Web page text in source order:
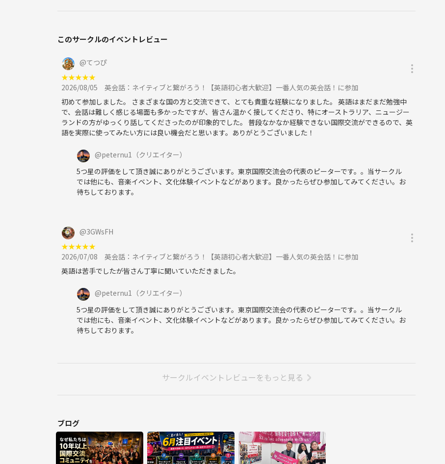
https://tunagate.com/circle/21528
このサークルのイベントレビュー
@てつぴ
★★★★★
2026/08/05
英会話：ネイティブと繋がろう！【英語初心者大歓迎】一番人気の英会話！に参加
初めて参加しました。 さまざまな国の方と交流できて、とても貴重な経験になりました。 英語はまだまだ勉強中
で、会話は難しく感じる場面も多かったですが、皆さん温かく接してくださり、特にオーストラリア、ニュージー
ランドの方がゆっくり話してくださったのが印象的でした。 普段なかなか経験できない国際交流ができるので、英
語を実際に使ってみたい方には良い機会だと思います。ありがとうございました！
@peternu1
（クリエイター）
5つ星の評価をして頂き誠にありがとうございます。東京国際交流会の代表のピーターです。。当サークル
では他にも、音楽イベント、文化体験イベントなどがあります。良かったらぜひ参加してみてください。お
待ちしております。
@3GWsFH
★★★★★
2026/07/08
英会話：ネイティブと繋がろう！【英語初心者大歓迎】一番人気の英会話！に参加
英語は苦手でしたが皆さん丁寧に聞いていただきました。
@peternu1
（クリエイター）
5つ星の評価をして頂き誠にありがとうございます。東京国際交流会の代表のピーターです。。当サークル
では他にも、音楽イベント、文化体験イベントなどがあります。良かったらぜひ参加してみてください。お
待ちしております。
サークルイベントレビューをもっと見る
ブログ